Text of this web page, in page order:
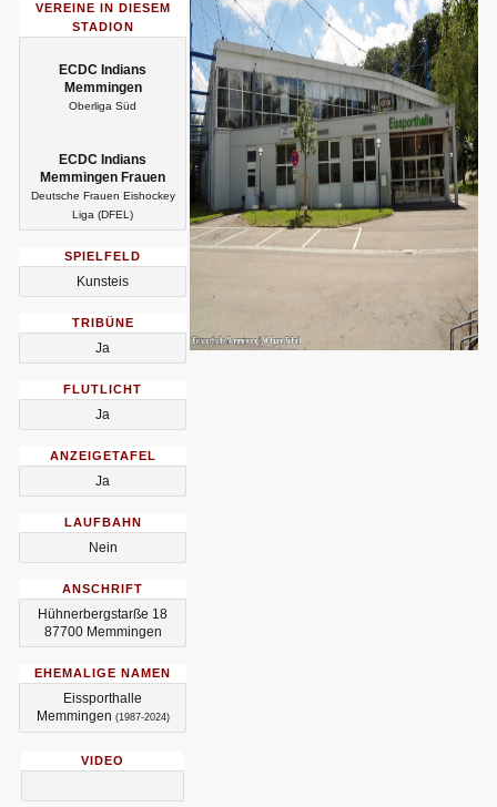
VEREINE IN DIESEM
STADION
ECDC Indians
Memmingen
Oberliga Süd
ECDC Indians
Memmingen Frauen
Deutsche Frauen Eishockey
Liga (DFEL)
SPIELFELD
Kunsteis
TRIBÜNE
Ja
FLUTLICHT
Ja
ANZEIGETAFEL
Ja
LAUFBAHN
Nein
ANSCHRIFT
Hühnerbergstarße 18
87700 Memmingen
EHEMALIGE NAMEN
Eissporthalle
Memmingen (1987-2024)
VIDEO